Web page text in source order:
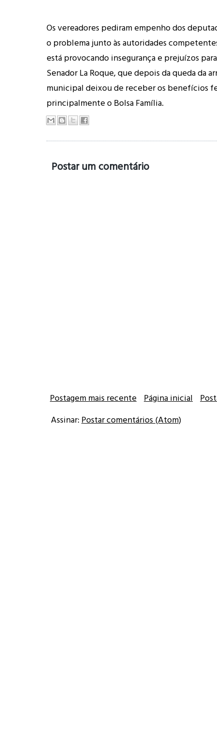
Os vereadores pediram empenho dos
o problema junto às autoridades
está provocando insegurança e prejuízos
Senador La Roque, que depois da queda da
municipal deixou de receber os benefícios
principalmente o Bolsa Família.
Postar um comentário
Postagem mais recente Página inicial
Assinar: Postar comentários (Atom)